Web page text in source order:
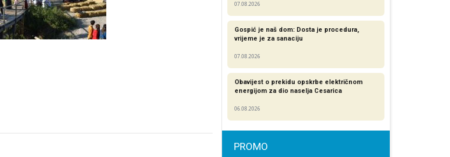
07.08.2026
Gospić je naš dom: Dosta je procedura,
vrijeme je za sanaciju
07.08.2026
Obavijest o prekidu opskrbe električnom
energijom za dio naselja Cesarica
06.08.2026
PROMO